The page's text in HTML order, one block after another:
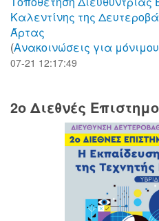
Καλεντίνης της
Άρτας
(Aνακοινώσεις για
07-21 12:17:49
2o Διεθνές